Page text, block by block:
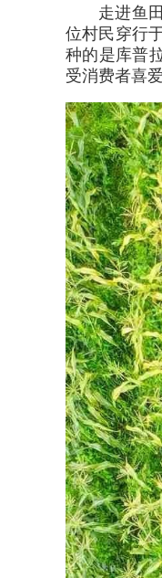
走进鱼
位村民穿行
种的是库普
受消费者喜